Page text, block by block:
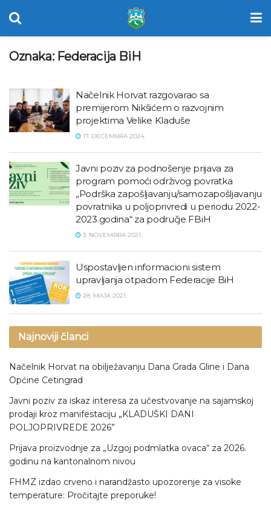
Oznaka: Federacija BiH
Načelnik Horvat razgovarao sa
premijerom Nikšićem o razvojnim
projektima Velike Kladuše
17. DECEMBRA 2024.
Javni poziv za podnošenje prijava za
program pomoći održivog povratka
„Podrška zapošljavanju/samozapošljavanju
povratnika u poljoprivredi u periodu 2022-
2023.godina“ za područje FBiH
3. NOVEMBRA 2021.
Uspostavljen informacioni sistem
upravljanja otpadom Federacije BiH
28. MAJA 2021.
Najnoviji članci
Načelnik Horvat na obilježavanju Dana Grada Gline i Dana
Općine Cetingrad
Javni poziv za iskaz interesa za učestvovanje na sajamskoj
prodaji kroz manifestaciju „KLADUŠKI DANI
POLJOPRIVREDE 2026”
Prijava proizvodnje za „Uzgoj podmlatka ovaca“ za 2026.
godinu na kantonalnom nivou
FHMZ izdao crveno i narandžasto upozorenje za visoke
temperature: Pročitajte preporuke!